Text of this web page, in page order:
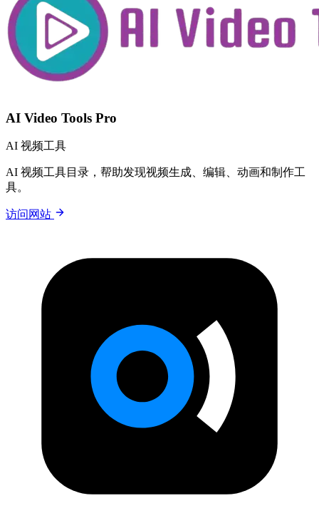
AI Video Tools Pro
AI 视频工具
AI 视频工具目录，帮助发现视频生成、编辑、动画和制作工
具。
访问网站